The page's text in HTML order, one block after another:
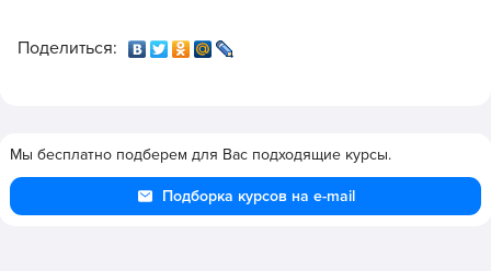
Поделиться:
Мы бесплатно подберем для Вас подходящие курсы.
Подборка курсов на e-mail